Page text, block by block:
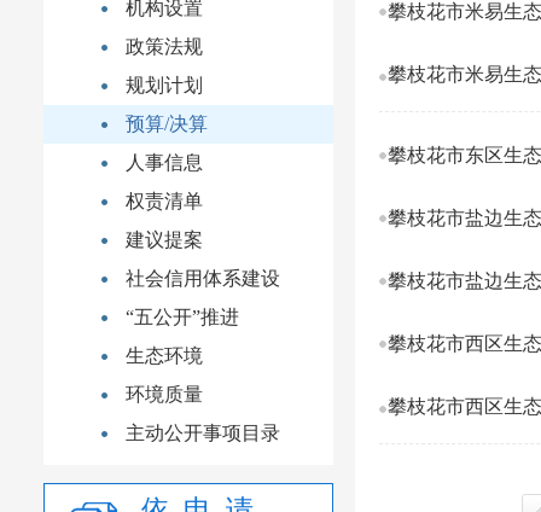
机构设置
政策法规
规划计划
预算/决算
人事信息
权责清单
建议提案
社会信用体系建设
“五公开”推进
生态环境
环境质量
主动公开事项目录
攀枝花市米易生
攀枝花市米易生
攀枝花市东区生
攀枝花市盐边生
攀枝花市盐边生
攀枝花市西区生
攀枝花市西区生